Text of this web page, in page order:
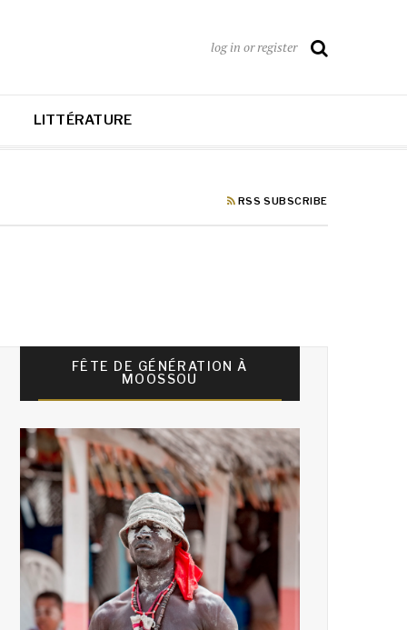
log in or register
LITTÉRATURE
RSS SUBSCRIBE
FÊTE DE GÉNÉRATION À
MOOSSOU